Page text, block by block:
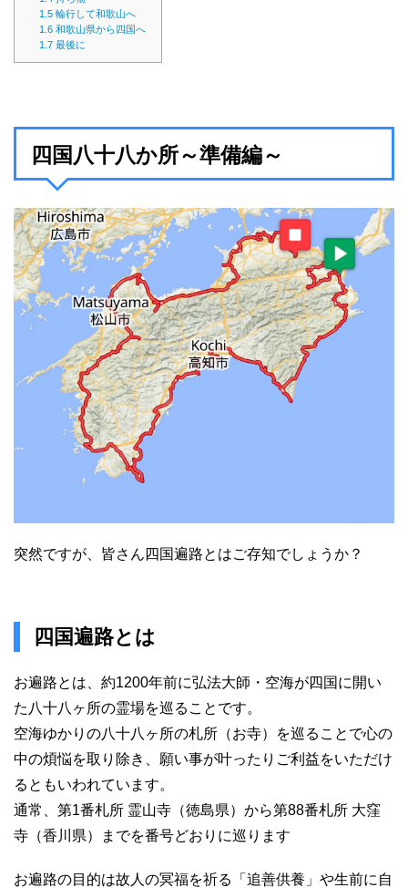
1.5 輪行して和歌山へ
1.6 和歌山県から四国へ
1.7 最後に
四国八十八か所～準備編～
突然ですが、皆さん四国遍路とはご存知でしょうか？
四国遍路とは
お遍路とは、約1200年前に弘法大師・空海が四国に開い
た八十八ヶ所の霊場を巡ることです。
空海ゆかりの八十八ヶ所の札所（お寺）を巡ることで心の
中の煩悩を取り除き、願い事が叶ったりご利益をいただけ
るともいわれています。
通常、第1番札所 霊山寺（徳島県）から第88番札所 大窪
寺（香川県）までを番号どおりに巡ります
お遍路の目的は故人の冥福を祈る「追善供養」や生前に自